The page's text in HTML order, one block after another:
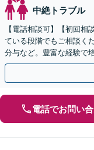
中絶トラブル
【電話相談可】【初回相
ている段階でもご相談く
分与など。豊富な経験で
て最善の解決を目指しま
電話でお問い